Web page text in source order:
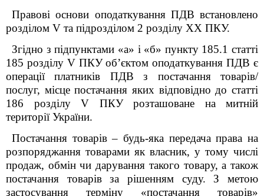
Правові основи оподаткування ПДВ встановлено
розділом V та підрозділом 2 розділу XX ПКУ.
Згідно з підпунктами «а» і «б» пункту 185.1 статті
185 розділу V ПКУ об’єктом оподаткування ПДВ є
операції платників ПДВ з постачання товарів/
послуг, місце постачання яких відповідно до статті
186 розділу V ПКУ розташоване на митній
території України.
Постачання товарів – будь-яка передача права на
розпоряджання товарами як власник, у тому числі
продаж, обмін чи дарування такого товару, а також
постачання товарів за рішенням суду. З метою
застосування терміну «постачання товарів»